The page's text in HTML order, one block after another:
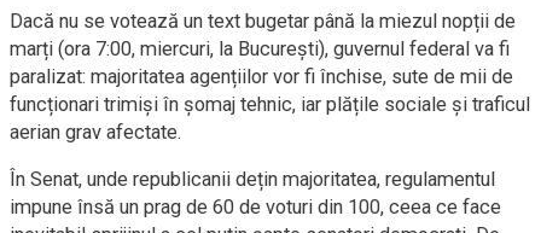
Dacă nu se votează un text bugetar până la miezul nopții de
marți (ora 7:00, miercuri, la București), guvernul federal va fi
paralizat: majoritatea agențiilor vor fi închise, sute de mii de
funcționari trimiși în șomaj tehnic, iar plățile sociale și traficul
aerian grav afectate.
În Senat, unde republicanii dețin majoritatea, regulamentul
impune însă un prag de 60 de voturi din 100, ceea ce face